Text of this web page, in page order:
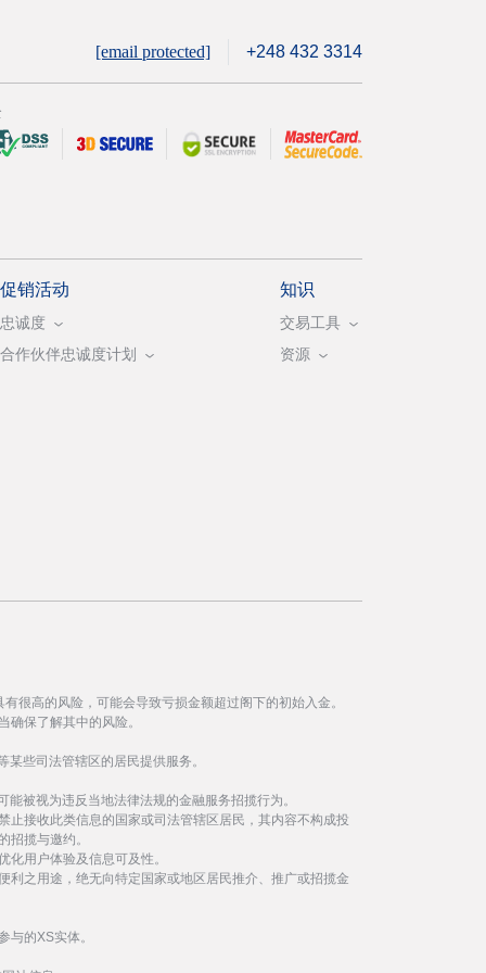
[email protected] +248 432 3314
促销活动
忠诚度
合作伙伴忠诚度计划
知识
交易工具
资源
很高的风险，可能会导致亏损金额超过阁下的初始入金。
确保了解其中的风险。
些司法管辖区的居民提供服务。
被视为违反当地法律法规的金融服务招揽行为。
止接收此类信息的国家或司法管辖区居民，其内容不构成投
招揽与邀约。
化用户体验及信息可及性。
利之用途，绝无向特定国家或地区居民推介、推广或招揽金
与的XS实体。